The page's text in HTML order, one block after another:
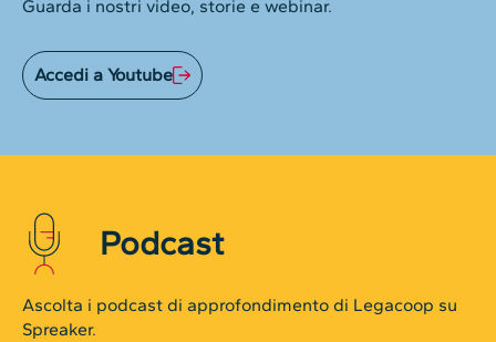
Guarda i nostri video, storie e webinar.
Accedi a Youtube
Podcast
Ascolta i podcast di approfondimento di Legacoop su
Spreaker.